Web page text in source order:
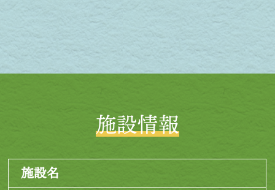
的にも力が入らないので、起き上がって
もつらく、さらに毎日のスケジュールの
合間に里芋パスタを作ったり、手当てを
が続いたので、二週間を過ぎた頃に、帰
る日を指折り数えながら日々を過ごして
いました。そんな中、一人でゆっくりす
る時間を頂けたり、リエさんやまやさん
施設情報
施設名